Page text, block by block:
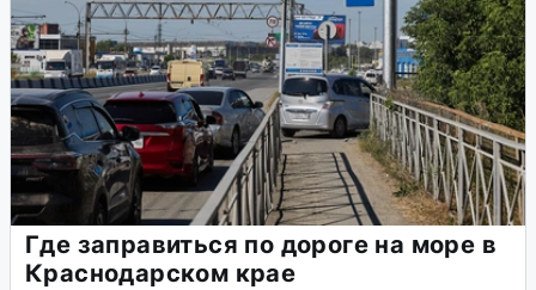
Где заправиться по дороге на море в
Краснодарском крае